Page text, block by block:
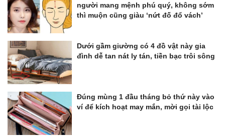
người mang mệnh phú quý, không sớm
thì muộn cũng giàu ‘nứt đố đổ vách’
Dưới gầm giường có 4 đồ vật này gia
đình dễ tan nát ly tán, tiền bạc trôi sông
Đúng mùng 1 đầu tháng bỏ thứ này vào
ví để kích hoạt may mắn, mời gọi tài lộc